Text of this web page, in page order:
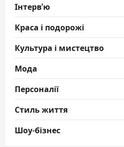
Інтерв'ю
Краса і подорожі
Культура і мистецтво
Мода
Персоналії
Стиль життя
Шоу-бізнес